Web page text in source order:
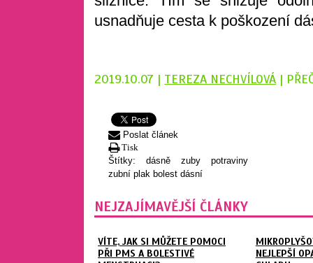
usnadňuje cesta k poškození
2019.10.07 | TEREZA NECHVÍLOVÁ |
Poslat článek
Tisk
Štítky: dásně zuby potraviny
zubní plak bolest dásní
NEJZAJÍMAVĚJŠÍ ČLÁNKY
VÍTE, JAK SI MŮŽETE POMOCI
PŘI PMS A BOLESTIVÉ
NEJLEPŠÍ